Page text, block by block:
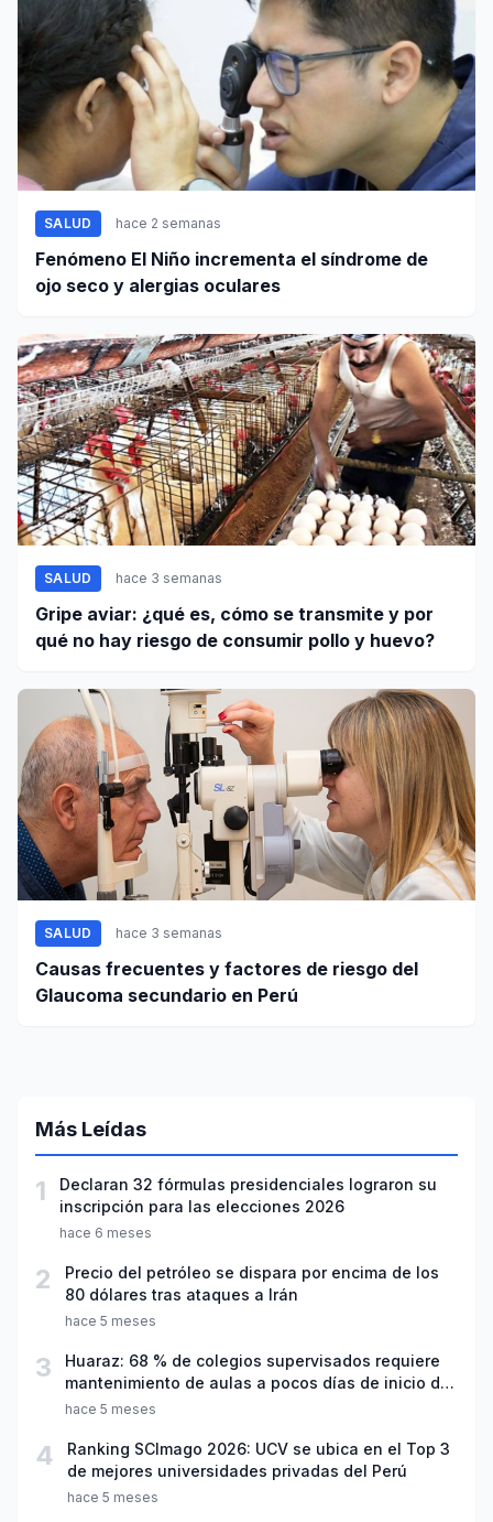
SALUD hace 2 semanas
Fenómeno El Niño incrementa el síndrome de
ojo seco y alergias oculares
SALUD hace 3 semanas
Gripe aviar: ¿qué es, cómo se transmite y por
qué no hay riesgo de consumir pollo y huevo?
SALUD hace 3 semanas
Causas frecuentes y factores de riesgo del
Glaucoma secundario en Perú
Más Leídas
1
Declaran 32 fórmulas presidenciales lograron su
inscripción para las elecciones 2026
hace 6 meses
2
Precio del petróleo se dispara por encima de los
80 dólares tras ataques a Irán
hace 5 meses
3
Huaraz: 68 % de colegios supervisados requiere
mantenimiento de aulas a pocos días de inicio del
año escolar 2026
hace 5 meses
4
Ranking SCImago 2026: UCV se ubica en el Top 3
de mejores universidades privadas del Perú
hace 5 meses